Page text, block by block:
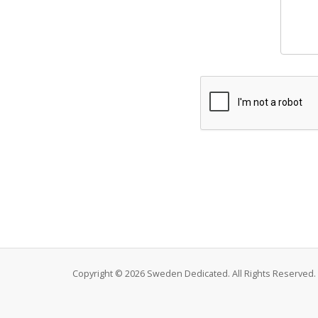
Copyright © 2026 Sweden Dedicated. All Rights Reserved.